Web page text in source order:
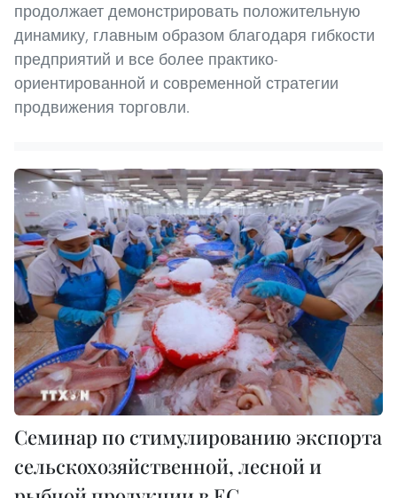
продолжает демонстрировать положительную
динамику, главным образом благодаря гибкости
предприятий и все более практико-
ориентированной и современной стратегии
продвижения торговли.
Семинар по стимулированию экспорта
сельскохозяйственной, лесной и